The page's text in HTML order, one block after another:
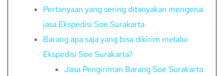
Pertanyaan yang sering ditanyakan mengenai
jasa Ekspedisi Soe Surakarta
Barang apa saja yang bisa dikirim melalui
Ekspedisi Soe Surakarta?
Jasa Pengiriman Barang Soe Surakarta